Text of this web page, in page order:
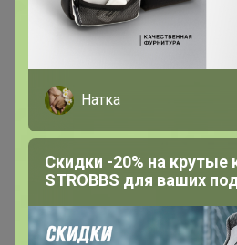
Натка
Скидки -20% на крутые
STROBBS для ваших